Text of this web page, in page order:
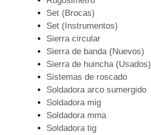
Set (Brocas)
Set (Instrumentos)
Sierra circular
Sierra de banda (Nuevos)
Sierra de huincha (Usados)
Sistemas de roscado
Soldadora arco sumergido
Soldadora mig
Soldadora mma
Soldadora tig